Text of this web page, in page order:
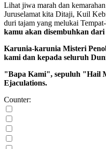
Lihat jiwa marah dan
Juruselamat kita Ditaji, Kuil
duri tajam yang melukai
kamu akan disembuhkan
Karunia-karunia Misteri
kami dan kepada seluruh
"Bapa Kami", sepuluh "Hail
Ejaculations.
Counter: